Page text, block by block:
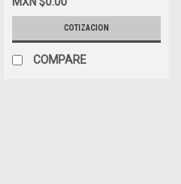
Red Con Bracket Alto Perfil
New Dell Rxfdk, 540-Bceh,
4V7G2, Grt97, 540-Bcse,
Hd44M, 1Wyft, Fkhkc, Hwwn0
COTIZACION
COMPARE